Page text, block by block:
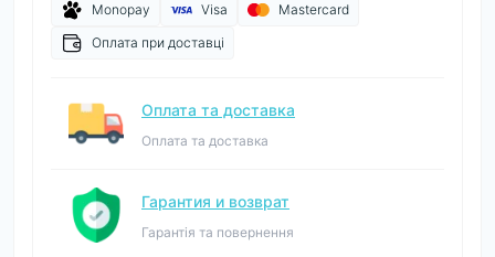
Monopay Visa
Mastercard
Оплата при доставці
Оплата та доставка
Оплата та доставка
Гарантия и возврат
Гарантія та повернення